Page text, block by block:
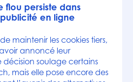
flou persiste dans
en ligne
maintenir les cookies tiers,
annoncé leur
décision soulage certains
mais elle pose encore des